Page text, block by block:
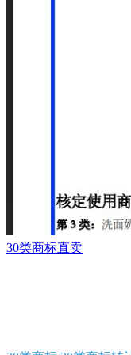
30类商标直卖